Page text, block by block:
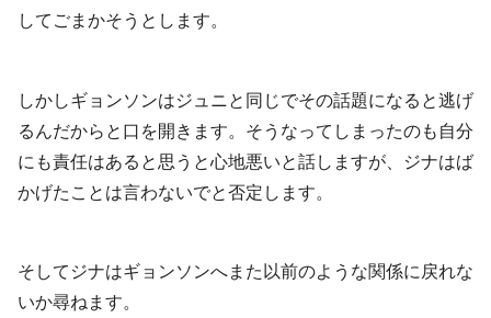
してごまかそうとします。
しかしギョンソンはジュニと同じでその話題になると逃げ
るんだからと口を開きます。そうなってしまったのも自分
にも責任はあると思うと心地悪いと話しますが、ジナはば
かげたことは言わないでと否定します。
そしてジナはギョンソンへまた以前のような関係に戻れな
いか尋ねます。